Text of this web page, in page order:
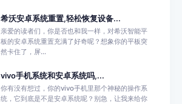
希沃安卓系统重置,轻松恢复设备...
亲爱的读者们，你是否也和我一样，对希沃智能平
板的安卓系统重置充满了好奇呢？想象你的平板突
然卡住了，屏...
vivo手机系统和安卓系统吗,...
你有没有想过，你的vivo手机里那个神秘的操作系
统，它到底是不是安卓系统呢？别急，让我来给你